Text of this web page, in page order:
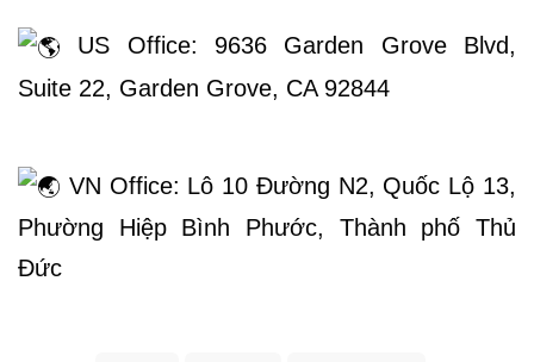
US Office: 9636 Garden Grove Blvd,
Suite 22, Garden Grove, CA 92844
VN Office: Lô 10 Đường N2, Quốc Lộ 13,
Phường Hiệp Bình Phước, Thành phố Thủ
Đức